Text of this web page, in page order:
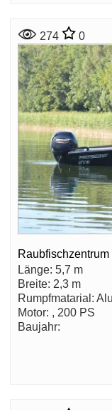
274 0
Länge: 5,7 m
Breite: 2,3 m
Rumpfmatarial:
Motor: , 200 PS
Baujahr: